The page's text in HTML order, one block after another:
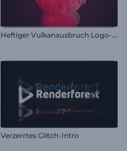
H
eftiger Vulkanausbruch Logo-Reveal
Verzerrtes Glitch-Intro